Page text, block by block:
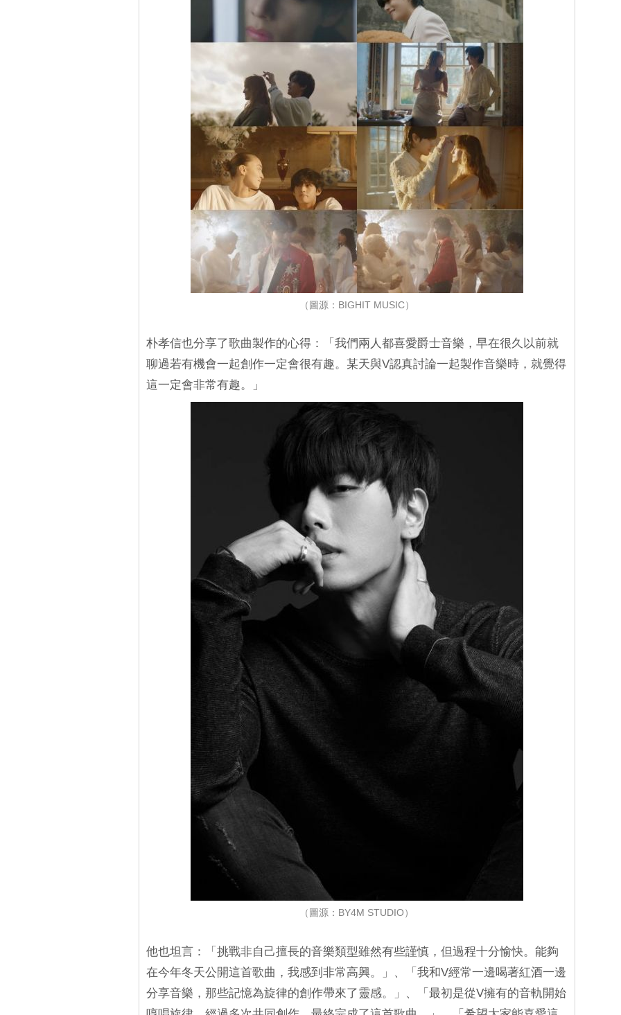
（圖源：BIGHIT MUSIC）
朴孝信也分享了歌曲製作的心得：「我們兩人都喜愛爵士音樂，早在很久以前就
聊過若有機會一起創作一定會很有趣。某天與V認真討論一起製作音樂時，就覺得
這一定會非常有趣。」
（圖源：BY4M STUDIO）
他也坦言：「挑戰非自己擅長的音樂類型雖然有些謹慎，但過程十分愉快。能夠
在今年冬天公開這首歌曲，我感到非常高興。」、「我和V經常一邊喝著紅酒一邊
分享音樂，那些記憶為旋律的創作帶來了靈感。」、「最初是從V擁有的音軌開始